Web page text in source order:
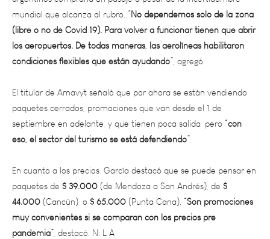
los aeropuertos. De todas maneras, las aerolíneas habilitaron
condiciones flexibles que están ayudando”, agregó.
El titular de Amavyt señaló que por ahora se están vendiendo
paquetes cerrados, promociones que van desde el 1 de
septiembre en adelante, y que tienen poca salida, pero“con
eso, el sector del turismo se está defendiendo”.
En cuanto a los precios, García destacó que se puede pensar en
paquetes de$ 39.000(de Mendoza a San Andrés), de$
44.000(Cancún), o$ 65.000(Punta Cana).“Son promociones
muy convenientes si se comparan con los precios pre
pandemia”, destacó. N: L A